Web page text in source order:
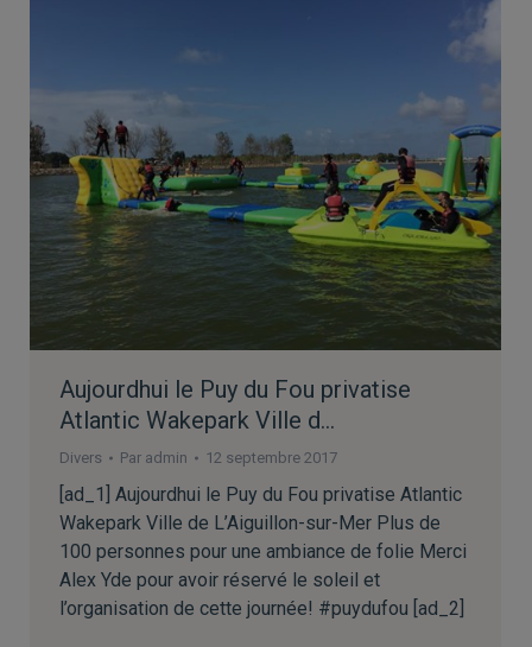
Aujourdhui le Puy du Fou privatise
Atlantic Wakepark Ville d…
Divers Par admin 12 septembre 2017
[ad_1] Aujourdhui le Puy du Fou privatise Atlantic
Wakepark Ville de L’Aiguillon-sur-Mer Plus de
100 personnes pour une ambiance de folie Merci
Alex Yde pour avoir réservé le soleil et
l’organisation de cette journée! #puydufou [ad_2]